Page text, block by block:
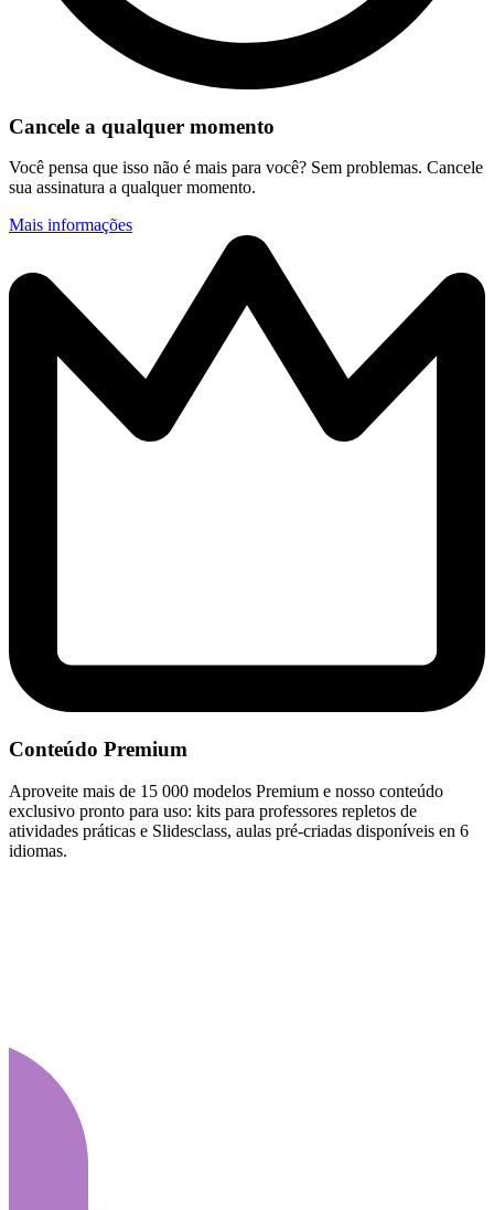
Cancele a qualquer momento
Você pensa que isso não é mais para você? Sem problemas. Cancele
sua assinatura a qualquer momento.
Mais informações
Conteúdo Premium
Aproveite mais de 15 000 modelos Premium e nosso conteúdo
exclusivo pronto para uso: kits para professores repletos de
atividades práticas e Slidesclass, aulas pré-criadas disponíveis en 6
idiomas.